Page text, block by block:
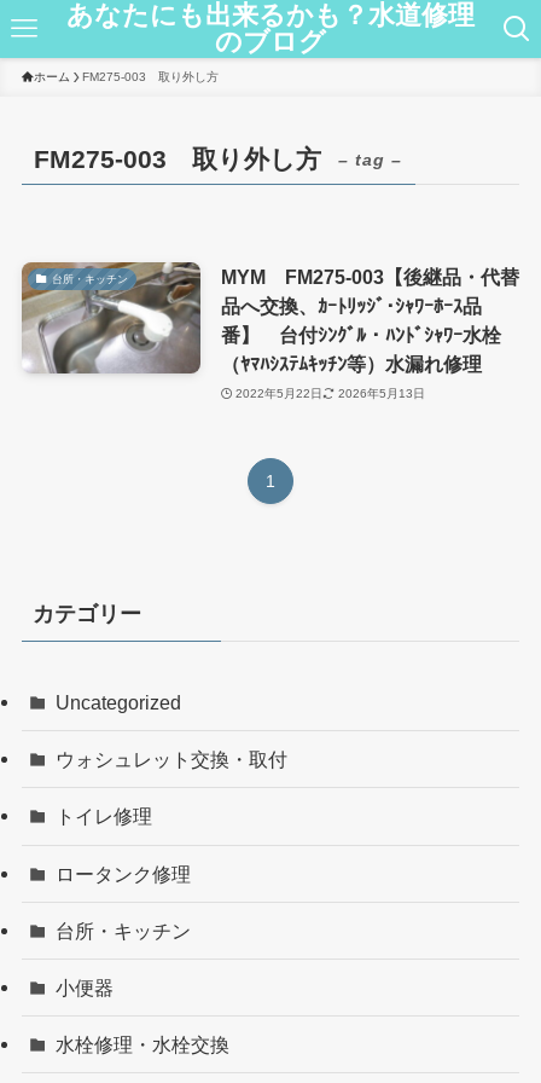
あなたにも出来るかも？水道修理
のブログ
ホーム FM275-003 取り外し方
FM275-003 取り外し方 – tag –
台所・キッチン
MYM FM275-003【後継品・代替
品へ交換、ｶｰﾄﾘｯｼﾞ･ｼｬﾜｰﾎｰｽ品
番】 台付ｼﾝｸﾞﾙ・ﾊﾝﾄﾞｼｬﾜｰ水栓
（ﾔﾏﾊｼｽﾃﾑｷｯﾁﾝ等）水漏れ修理
2022年5月22日 2026年5月13日
1
カテゴリー
Uncategorized
ウォシュレット交換・取付
トイレ修理
ロータンク修理
台所・キッチン
小便器
水栓修理・水栓交換